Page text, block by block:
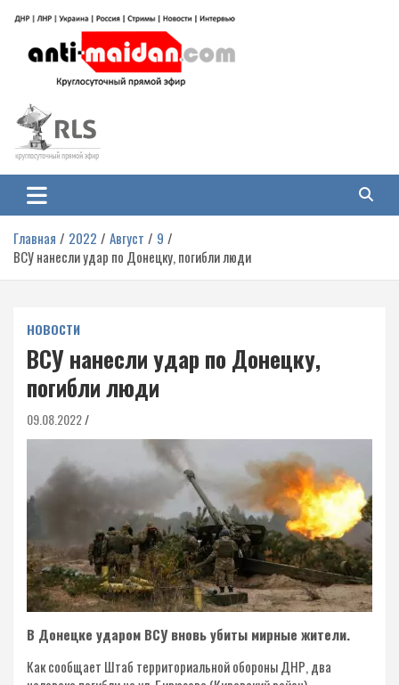
содержимому
Антимайдан: Гражданская война
на Украине
гражданской войне на Украине, включая события в Новороссии, ДНР,
ЛНР и других регионах.
Главная 2022 Август
9
ВСУ нанесли удар по Донецку, погибли люди
НОВОСТИ
ВСУ нанесли удар по Донецку,
погибли люди
09.08.2022
В Донецке ударом ВСУ вновь убиты мирные жители.
Как сообщает Штаб территориальной обороны ДНР, два